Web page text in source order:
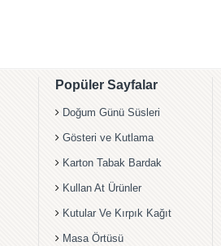
Popüler Sayfalar
Doğum Günü Süsleri
Gösteri ve Kutlama
Karton Tabak Bardak
Kullan At Ürünler
Kutular Ve Kırpık Kağıt
Masa Örtüsü